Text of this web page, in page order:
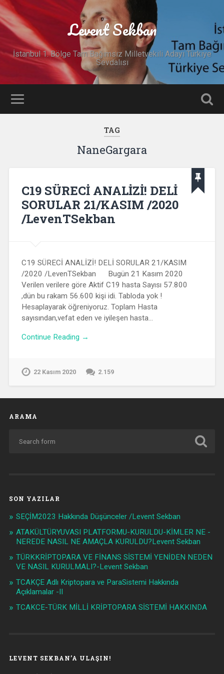
Levent Sekban
İstanbul 1. Bölge Tam Bağımsız Milletvekili Adayı Türkiye
Sevdalısı
TAG
NaneGargara
C19 SÜRECİ ANALİZİ! DELİ
SORULAR 21/KASIM /2020
/LevenTSekban
C19 SÜRECİ ANALİZİ! DELİ SORULAR 21/KASIM
/2020 /LevenTSekban Bugün 21 Kasım 2020
Verilen verilere göre Aktif C19 hasta Sayısı 57.800
,dün bu rakam 56.600 kişi idi. Tabloda yok !
Hesaplayarak öğreniyoruz. Toplam Hasta
sayısından,vefat eden ve iyileşen hasta…
Continue Reading →
22 Kasım 2020 2.159
ARAMA
SON YAZILAR
SEÇİM2023 Hakkında Düşünceler /Levent Sekban
ATAKÜLTÜRYUVASI PLATFORMU-KURULDU-KİMLER NE -
NEREDE NASIL NE AMAÇLA KURULDU?Levent Sekban
TÜRKKRİPTOPARA VE FİNANS SİSTEMİ YENİDEN NEDEN
VE NASIL KURULMALI?-Levent Sekban
TCAKÇE Adlı Kriptopara ve ParaSistemi Hakkında
Açıklamalar -II
TCAKCE-TÜRK MİLLİ KRİPTOPARA SİSTEMİ HAKKINDA
LEVENT SEKBAN’A ULAŞIN!